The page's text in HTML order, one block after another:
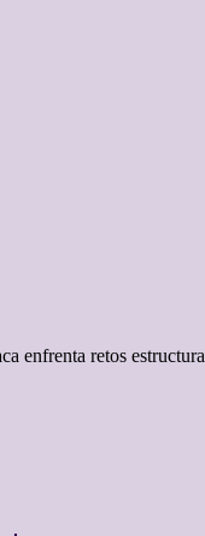
enfrenta retos